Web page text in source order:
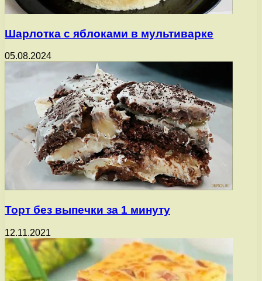
Шарлотка с яблоками в мультиварке
05.08.2024
Торт без выпечки за 1 минуту
12.11.2021